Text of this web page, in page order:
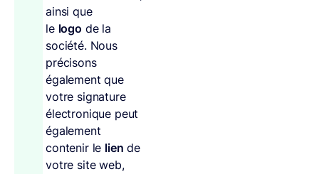
ainsi que
le logo de la
société. Nous
précisons
également que
votre signature
électronique peut
également
contenir le lien de
votre site web,